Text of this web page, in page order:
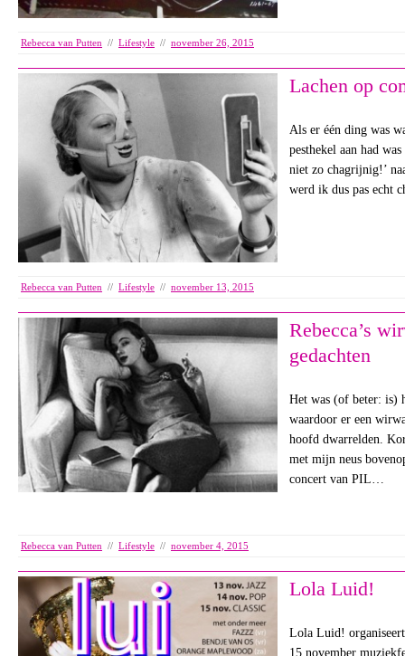
Rebecca van Putten // Lifestyle // november 26, 2015
Lachen op
Als er één ding was
pesthekel aan had
niet zo chagrijnig!’
werd ik dus pas echt
Rebecca van Putten // Lifestyle // november 13, 2015
Rebecca’s
gedachten
Het was (of beter: is)
waardoor er een
hoofd dwarrelden.
met mijn neus
concert van PIL…
Rebecca van Putten // Lifestyle // november 4, 2015
Lola Luid!
Lola Luid!
15 november